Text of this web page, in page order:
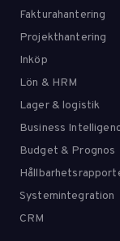
Fakturahantering
Projekthantering
Inköp
Lön & HRM
Lager & logistik
Business
Budget & Prognos
Systemintegration
CRM